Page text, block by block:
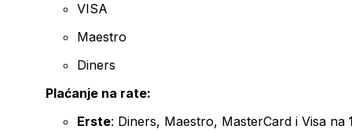
VISA
Maestro
Diners
Plaćanje na rate:
Erste: Diners, Maestro, MasterCard i Visa na